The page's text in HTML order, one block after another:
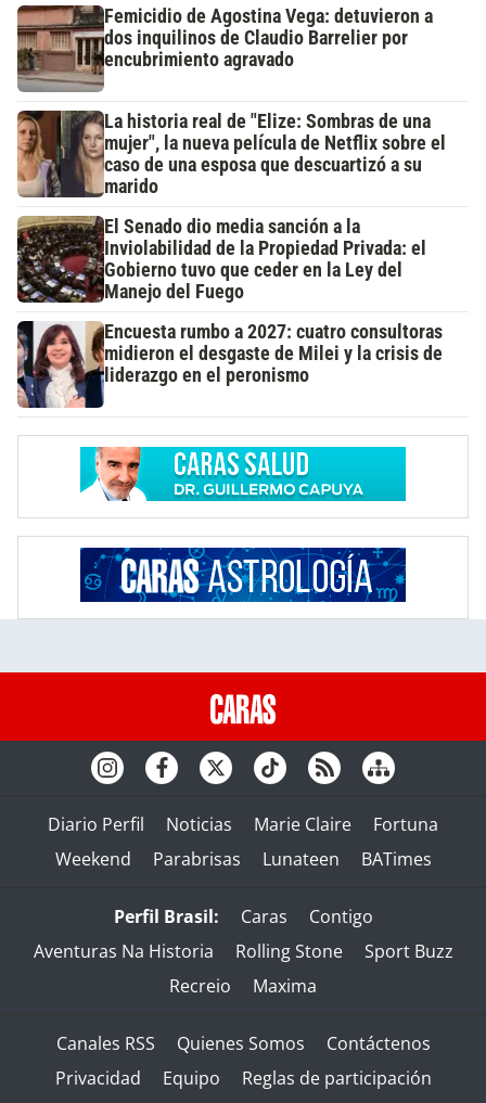
Femicidio de Agostina Vega: detuvieron a
dos inquilinos de Claudio Barrelier por
encubrimiento agravado
La historia real de "Elize: Sombras de una
mujer", la nueva película de Netflix sobre el
caso de una esposa que descuartizó a su
marido
El Senado dio media sanción a la
Inviolabilidad de la Propiedad Privada: el
Gobierno tuvo que ceder en la Ley del
Manejo del Fuego
Encuesta rumbo a 2027: cuatro consultoras
midieron el desgaste de Milei y la crisis de
liderazgo en el peronismo
Diario Perfil Noticias Marie Claire
Fortuna
Weekend
Parabrisas Lunateen BATimes
Perfil Brasil: Caras
Contigo
Aventuras Na Historia
Rolling Stone
Sport Buzz
Recreio
Maxima
Canales RSS Quienes Somos
Contáctenos
Privacidad
Equipo
Reglas de participación